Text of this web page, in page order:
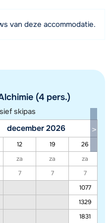
van deze accommodatie.
(4 pers.)
skipas
december 2026
12 19
26
za za
za
7 7
7
1077
1329
1831